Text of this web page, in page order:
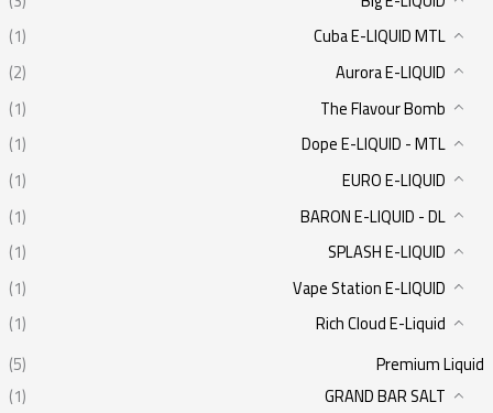
Cuba E-LIQUID MTL
(1)
Aurora E-LIQUID
(2)
The Flavour Bomb
(1)
Dope E-LIQUID - MTL
(1)
EURO E-LIQUID
(1)
BARON E-LIQUID - DL
(1)
SPLASH E-LIQUID
(1)
Vape Station E-LIQUID
(1)
Rich Cloud E-Liquid
(1)
Premium Liquid
(5)
GRAND BAR SALT
(1)